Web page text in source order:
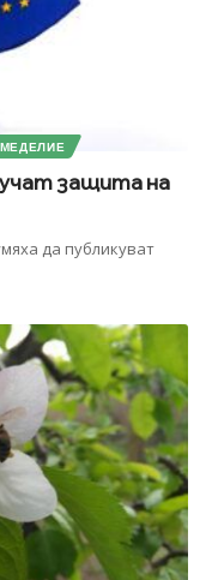
защита на
да публикуват